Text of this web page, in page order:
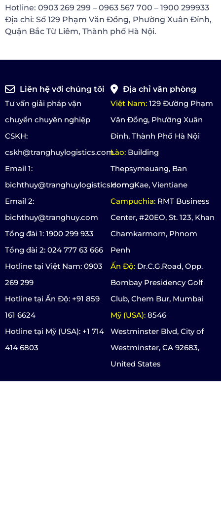
Hotline: 0903 269 299 – 0963 567 700 – 1900 299933
Địa chỉ: Số 129 Phạm Văn Đồng, Phường Xuân Đỉnh,
Quận Bắc Từ Liêm, Thành phố Hà Nội.
Liên hệ với chúng tôi
Tư vấn giải pháp vận
chuyển chuyên nghiệp
CSKH:
cskh@tranghuylogistics.com
Email 1:
bichthuy@tranghuylogistics.com
Email 2:
bichthuy@tranghuy.com
Tổng đài 1: 1900 299 933
Tổng đài 2: 024 777 63 666
Hotline tại Việt Nam: 0903
269 299
Hotline tại Ấn Độ: +91 859
161 6624
Hotline tại Mỹ (USA): +1 714
414 6803
Địa chỉ văn phòng
Việt Nam: 129 Đường Phạm
Văn Đồng, Phường Xuân
Đỉnh, Thành Phố Hà Nội
Lào: Building
Thepsymeuang, Ban
HorngKae, Vientiane
Campuchia: RMT Business
Center, #20EO, St. 123, Khan
Chamkarmorn, Phnom
Penh
Ấn Độ: Dr.C.G.Road, Opp.
Bombay Presidency Golf
Club, Chem Bur, Mumbai
Mỹ (USA): 8546
Westminster Blvd, City of
Westminster, CA 92683,
United States